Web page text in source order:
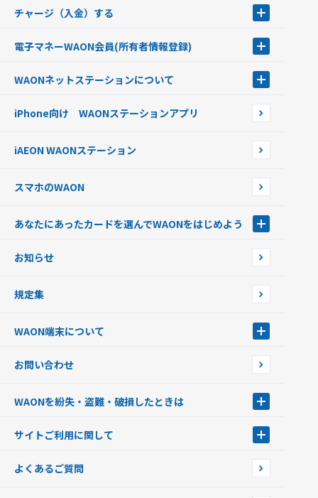
チャージ（入金）する
現金でチャージする
銀行口座・ATMからチャージする
オートチャージ
ポイントからチャージする
チャージ上限金額の変更について
電子マネーWAON会員(所有者情報登録)
WAON POINTサービス会員登録に伴う個人データの共同利用のお知
WAONネットステーションについて
WAONネットステーションWAON端末について
iPhone向け WAONステーションアプリ
iAEON WAONステーション
スマホのWAON
あなたにあったカードを選んでWAONをはじめよう
フードバンク応援WAON
ご当地WAON
G.G WAON
WAONカード・WAONカードプラス
モバイルWAON
提携WAONカード
お知らせ
規定集
WAON端末について
WAONネットステーション
新型WAONステーション
WAONチャージャーmini
お問い合わせ
WAONを紛失・盗難・破損したときは
WAONカードの拾得について
サイトご利用に関して
企業情報
よくあるご質問